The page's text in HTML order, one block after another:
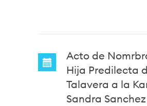
Acto de
Hija Predilecta
Talavera a la
Sandra Sanchez